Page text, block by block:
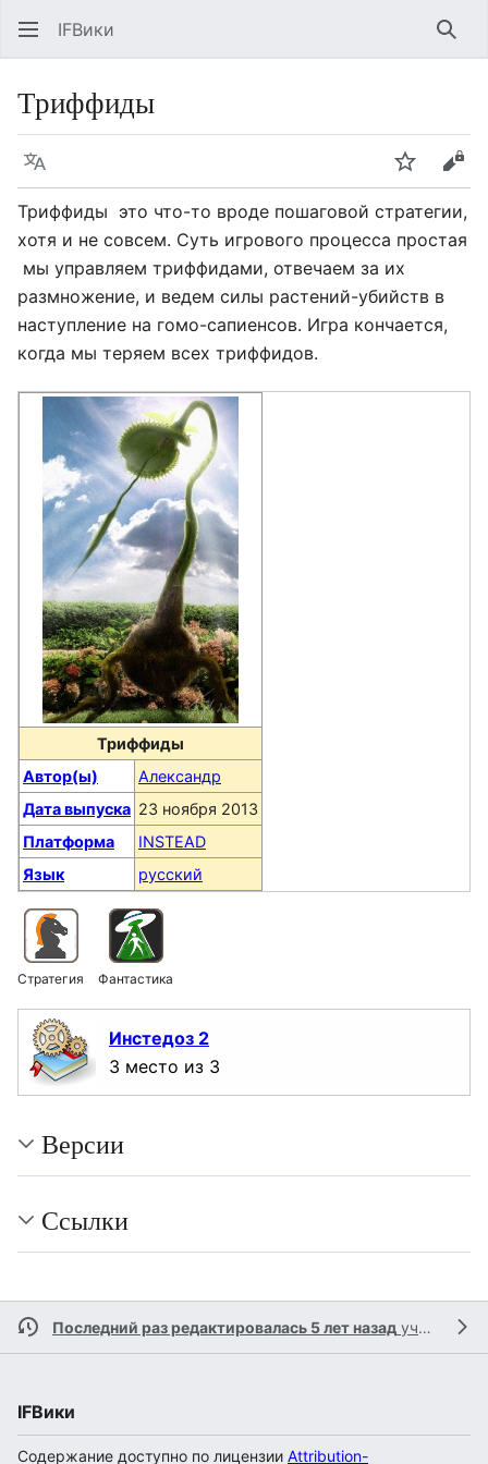
IFВики
Триффиды
Язык Следить
Триффиды  это что-то вроде пошаговой стратегии,
хотя и не совсем. Суть игрового процесса простая
 мы управляем триффидами, отвечаем за их
размножение, и ведем силы растений-убийств в
наступление на гомо-сапиенсов. Игра кончается,
когда мы теряем всех триффидов.
Триффиды
Автор(ы)
Александр
Дата выпуска 23 ноября 2013
Платформа
INSTEAD
Язык
русский
Стратегия Фантастика
Инстедоз 2
3 место из 3
Версии
Ссылки
Последний раз редактировалась 5 лет назад участником
IFВики
Содержание доступно по лицензии Attribution-